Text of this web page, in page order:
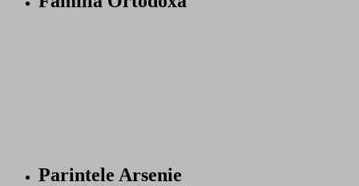
Parintele Arsenie